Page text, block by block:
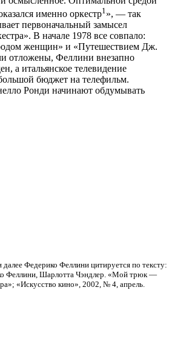
именно оркестр1 », — так
первоначальный замысел
В начале 1978 все совпало:
женщин» и «Путешествием Дж.
отложены, Феллини внезапно
а итальянское телевидение
бюджет на телефильм.
Ронди начинают обдумывать
далее Федерико Феллини цитируется по тексту:
Феллини, Шарлотта Чэндлер. «Мой трюк —
«Искусство кино», 2002, № 4, апрель.